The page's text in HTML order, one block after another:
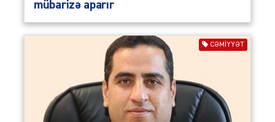
mübarizə aparır
CƏMIYYƏT